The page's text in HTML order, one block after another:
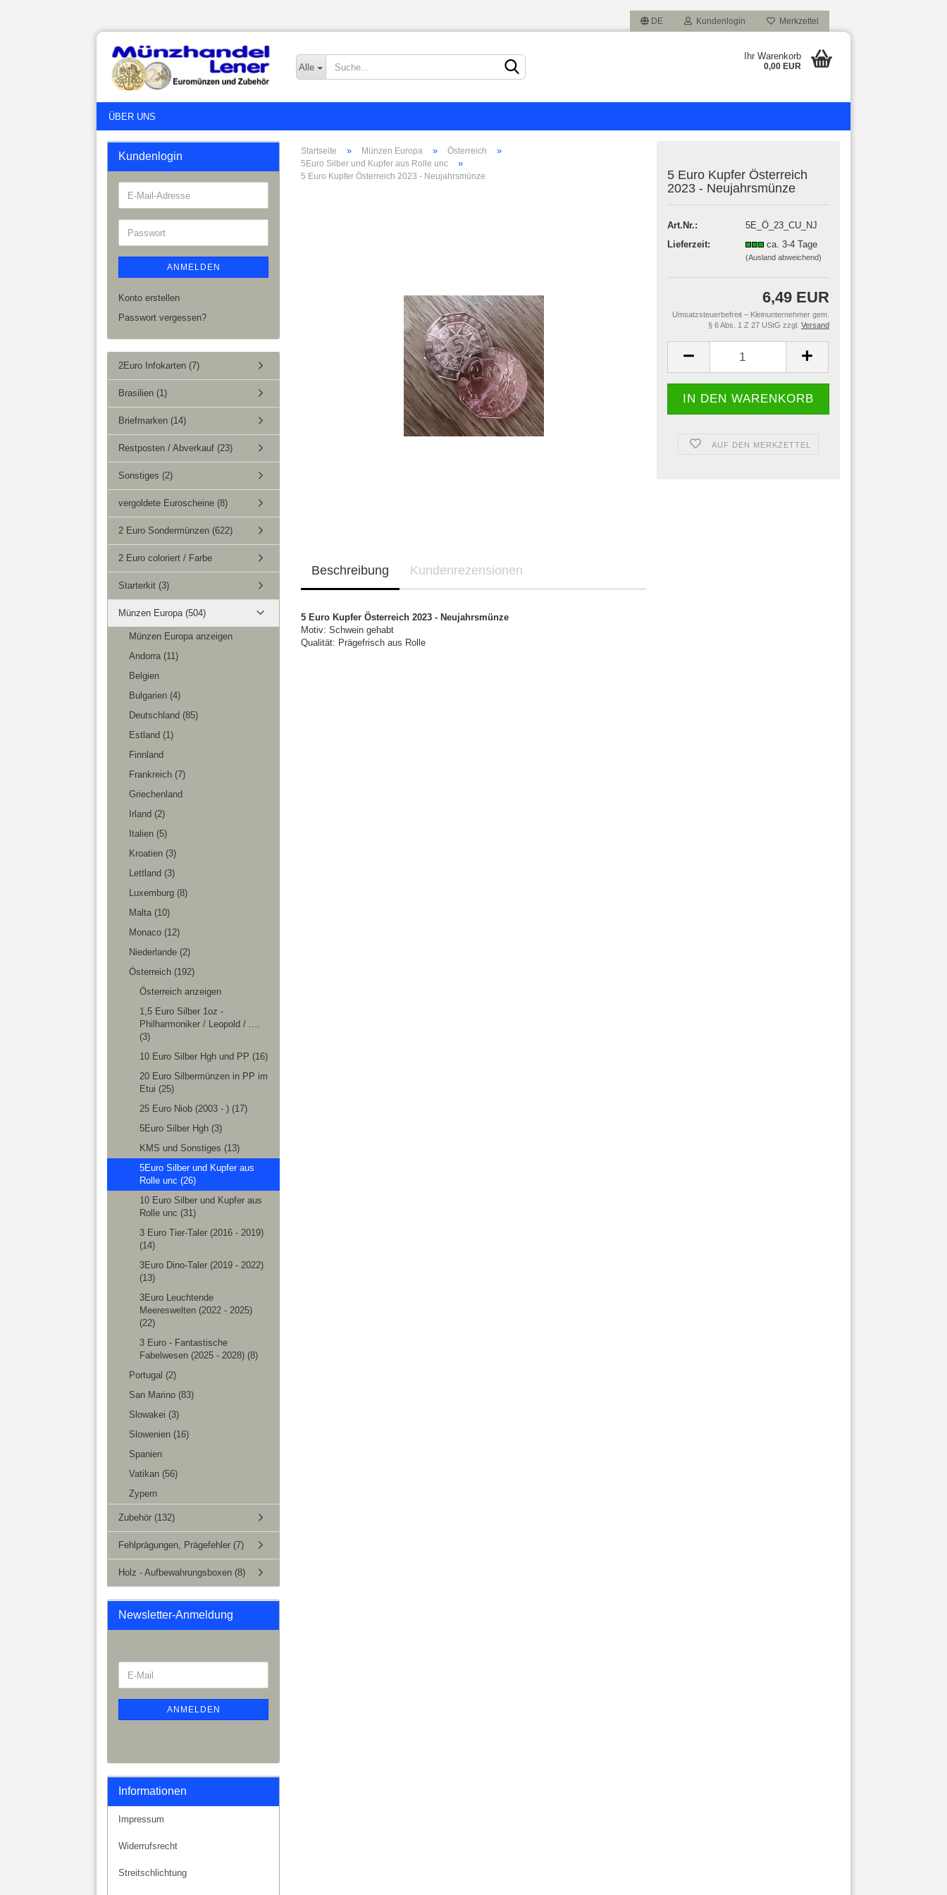
DE
Sprache auswählen
Kundenlogin Merkzettel
Alle
Ihr Warenkorb
0,00 EUR
ÜBER UNS
Startseite » Münzen Europa » Österreich »
5Euro Silber und Kupfer aus Rolle unc »
5 Euro Kupfer Österreich 2023 - Neujahrsmünze
5 Euro Kupfer Österreich
2023 - Neujahrsmünze
Art.Nr.:
5E_Ö_23_CU_NJ
Lieferzeit:
ca. 3-4 Tage
(Ausland abweichend)
6,49 EUR
Umsatzsteuerbefreit – Kleinunternehmer gem.
§ 6 Abs. 1 Z 27 UStG zzgl. Versand
AUF DEN MERKZETTEL
Beschreibung Kundenrezensionen
5 Euro Kupfer Österreich 2023 - Neujahrsmünze
Motiv: Schwein gehabt
Qualität: Prägefrisch aus Rolle
Kundenlogin
ANMELDEN
Konto erstellen
Passwort vergessen?
2Euro Infokarten (7)
Brasilien (1)
Briefmarken (14)
Restposten / Abverkauf (23)
Sonstiges (2)
vergoldete Euroscheine (8)
2 Euro Sondermünzen (622)
2 Euro coloriert / Farbe
Starterkit (3)
Münzen Europa (504)
Münzen Europa anzeigen
Andorra (11)
Belgien
Bulgarien (4)
Deutschland (85)
Estland (1)
Finnland
Frankreich (7)
Griechenland
Irland (2)
Italien (5)
Kroatien (3)
Lettland (3)
Luxemburg (8)
Malta (10)
Monaco (12)
Niederlande (2)
Österreich (192)
Österreich anzeigen
1,5 Euro Silber 1oz -
Philharmoniker / Leopold / ....
(3)
10 Euro Silber Hgh und PP (16)
20 Euro Silbermünzen in PP im
Etui (25)
25 Euro Niob (2003 - ) (17)
5Euro Silber Hgh (3)
KMS und Sonstiges (13)
5Euro Silber und Kupfer aus
Rolle unc (26)
10 Euro Silber und Kupfer aus
Rolle unc (31)
3 Euro Tier-Taler (2016 - 2019)
(14)
3Euro Dino-Taler (2019 - 2022)
(13)
3Euro Leuchtende
Meereswelten (2022 - 2025)
(22)
3 Euro - Fantastische
Fabelwesen (2025 - 2028) (8)
Portugal (2)
San Marino (83)
Slowakei (3)
Slowenien (16)
Spanien
Vatikan (56)
Zypern
Zubehör (132)
Fehlprägungen, Prägefehler (7)
Holz - Aufbewahrungsboxen (8)
Newsletter-Anmeldung
ANMELDEN
Informationen
Impressum
Widerrufsrecht
Streitschlichtung